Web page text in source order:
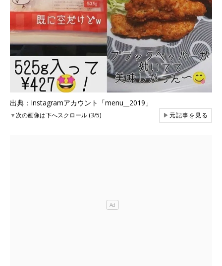
出典：Instagramアカウント「menu__2019」
▼次の画像は下へスクロール (3/5) ▶元記事を見る